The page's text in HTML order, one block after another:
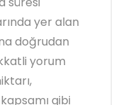
yer alan
doğrudan
yorum
gibi